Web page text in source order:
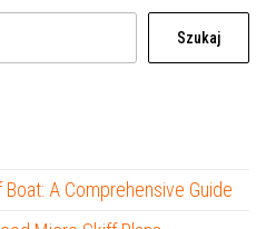
Szukaj
A Comprehensive Guide